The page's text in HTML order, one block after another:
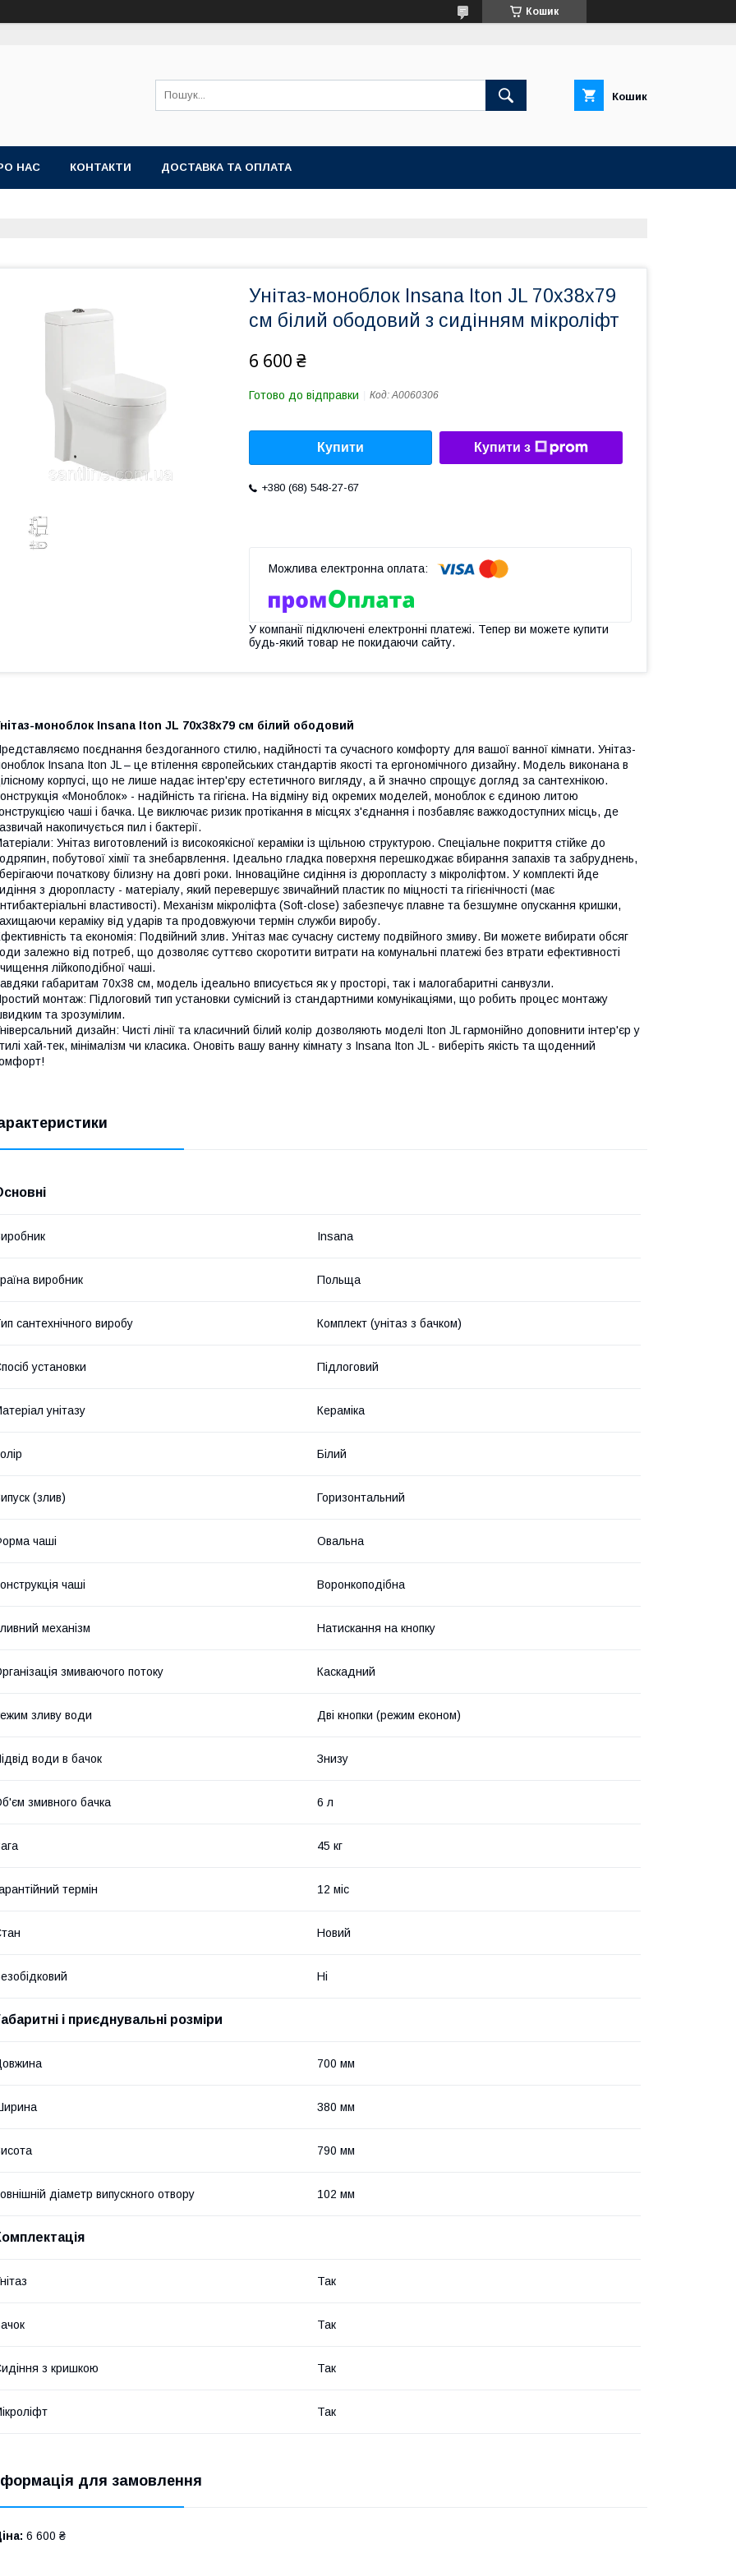
Кошик
Кошик
НАС КОНТАКТИ ДОСТАВКА ТА ОПЛАТА
Унітаз-моноблок Insana Iton JL 70x38x79
см білий ободовий з сидінням мікроліфт
6 600 ₴
Готово до відправки Код:А0060306
Купити Купити з
+380 (68) 548-27-67
У компанії підключені електронні платежі. Тепер ви можете купити
будь-який товар не покидаючи сайту.
моноблок Insana Iton JL 70x38x79 см білий ободовий
поєднання бездоганного стилю, надійності та сучасного комфорту для вашої ванної кімнати. Унітаз-
Insana Iton JL – це втілення європейських стандартів якості та ергономічного дизайну. Модель виконана в
корпусі, що не лише надає інтер'єру естетичного вигляду, а й значно спрощує догляд за сантехнікою.
«Моноблок» - надійність та гігієна. На відміну від окремих моделей, моноблок є єдиною литою
чаші і бачка. Це виключає ризик протікання в місцях з'єднання і позбавляє важкодоступних місць, де
накопичується пил і бактерії.
Унітаз виготовлений із високоякісної кераміки із щільною структурою. Спеціальне покриття стійке до
побутової хімії та знебарвлення. Ідеально гладка поверхня перешкоджає вбирання запахів та забруднень,
початкову білизну на довгі роки. Інноваційне сидіння із дюропласту з мікроліфтом. У комплекті йде
з дюропласту - матеріалу, який перевершує звичайний пластик по міцності та гігієнічності (має
властивості). Механізм мікроліфта (Soft-close) забезпечує плавне та безшумне опускання кришки,
кераміку від ударів та продовжуючи термін служби виробу.
та економія: Подвійний злив. Унітаз має сучасну систему подвійного змиву. Ви можете вибирати обсяг
залежно від потреб, що дозволяє суттєво скоротити витрати на комунальні платежі без втрати ефективності
лійкоподібної чаші.
габаритам 70x38 см, модель ідеально вписується як у просторі, так і малогабаритні санвузли.
монтаж: Підлоговий тип установки сумісний із стандартними комунікаціями, що робить процес монтажу
та зрозумілим.
дизайн: Чисті лінії та класичний білий колір дозволяють моделі Iton JL гармонійно доповнити інтер'єр у
хай-тек, мінімалізм чи класика. Оновіть вашу ванну кімнату з Insana Iton JL - виберіть якість та щоденний
Insana
виробник Польща
сантехнічного виробу Комплект (унітаз з бачком)
установки Підлоговий
унітазу Кераміка
Білий
(злив) Горизонтальний
чаші Овальна
чаші Воронкоподібна
механізм Натискання на кнопку
змиваючого потоку Каскадний
зливу води Дві кнопки (режим економ)
води в бачок Знизу
змивного бачка 6 л
45 кг
термін 12 міс
Новий
Ні
і приєднувальні розміри
700 мм
380 мм
790 мм
діаметр випускного отвору 102 мм
Так
Так
з кришкою Так
Так
для замовлення
6 600 ₴